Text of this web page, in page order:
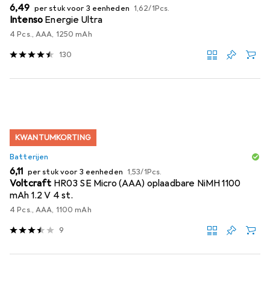
EUR
6,49 per stuk voor 3 eenheden EUR
1,62/1Pcs.
Intenso Energie Ultra
4 Pcs., AAA, 1250 mAh
130
KWANTUMKORTING
Batterijen
EUR
6,11 per stuk voor 3 eenheden EUR
1,53/1Pcs.
Voltcraft HR03 SE Micro (AAA) oplaadbare NiMH 1100
mAh 1.2 V 4 st.
4 Pcs., AAA, 1100 mAh
9